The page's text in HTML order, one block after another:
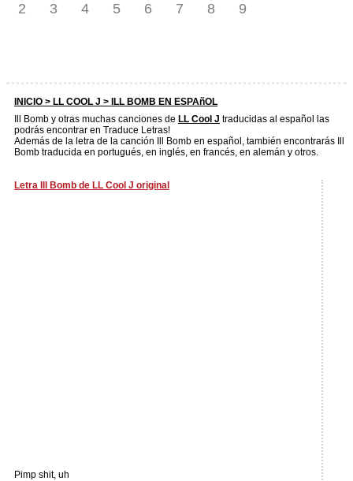
2
3 4 5 6 7 8 9
INICIO > LL COOL J > ILL BOMB EN ESPAñOL
Ill Bomb y otras muchas canciones de LL Cool J traducidas al español las
podrás encontrar en Traduce Letras!
Además de la letra de la canción Ill Bomb en español, también encontrarás Ill
Bomb traducida en portugués, en inglés, en francés, en alemán y otros.
Letra Ill Bomb de LL Cool J original
Pimp shit, uh